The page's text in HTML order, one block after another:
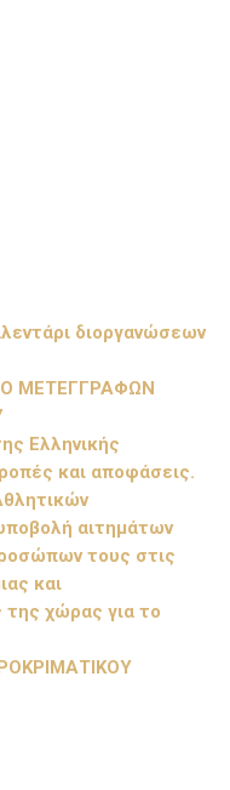
διοργανώσεων
ΜΕΤΕΓΓΡΑΦΩΝ
Ελληνικής
και αποφάσεις.
αιτημάτων
τους στις
και
χώρας για το